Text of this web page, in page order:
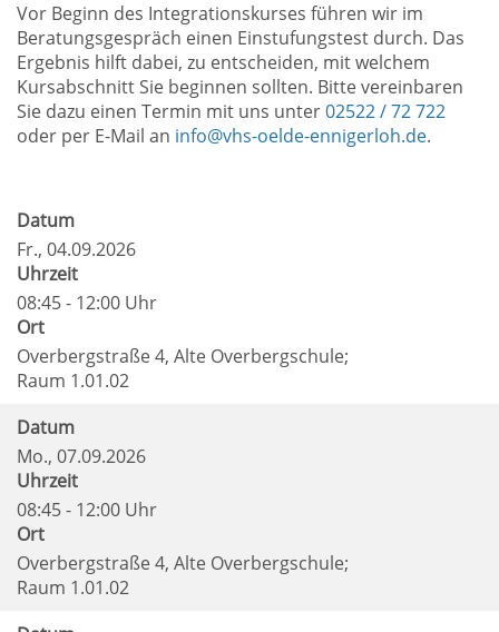
Vor Beginn des Integrationskurses führen wir im
Beratungsgespräch einen Einstufungstest durch. Das
Ergebnis hilft dabei, zu entscheiden, mit welchem
Kursabschnitt Sie beginnen sollten. Bitte vereinbaren
Sie dazu einen Termin mit uns unter02522 / 72 722
oder per E-Mail an info@vhs-oelde-ennigerloh.de.
Datum
Fr., 04.09.2026
Uhrzeit
08:45 - 12:00 Uhr
Ort
Overbergstraße 4, Alte Overbergschule;
Raum 1.01.02
Datum
Mo., 07.09.2026
Uhrzeit
08:45 - 12:00 Uhr
Ort
Overbergstraße 4, Alte Overbergschule;
Raum 1.01.02